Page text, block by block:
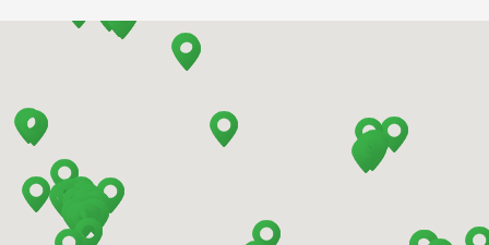
Barcelona - El Prat
Barcelona - Mataro
Barcelona - Terrassa